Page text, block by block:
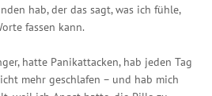
hab, der das sagt, was ich fühle,
fassen kann.
hatte Panikattacken, hab jeden Tag
mehr geschlafen – und hab mich